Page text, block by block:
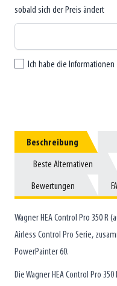
sobald sich der Preis ändert
Ich habe die Informationen
Beschreibung
Beschreibung
Beste Alternativen
Beste Alternativen
Bewertungen
Bewertungen
Wagner HEA Control Pro 350 R
Airless Control Pro Serie,
PowerPainter 60.
Die Wagner HEA Control Pro